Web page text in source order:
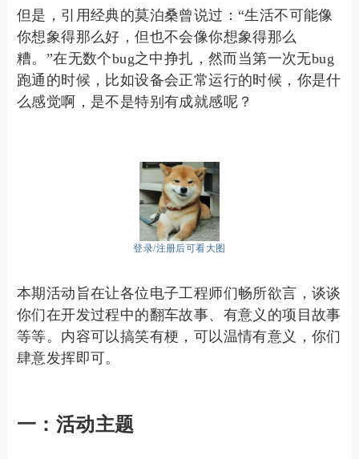
但是，引用经典的莫泊桑曾说过：“生活不可能像
你想象得那么好，但也不会像你想象得那么
糟。”在无数个bug之中挣扎，然而当第一次无bug
跑通的时候，比如设备会正常运行的时候，你是什
么感觉啊，是不是特别有成就感呢？
登录/注册后可看大图
本期活动旨在让各位电子工程师们畅所欲言，谈谈
你们在开发过程中的翻车故事、有意义的项目故事
等等。内容可以搞笑有梗，可以温情有意义，你们
肆意发挥即可。
一：活动主题